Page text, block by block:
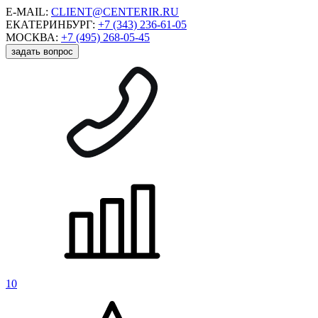
E-MAIL: CLIENT@CENTERIR.RU
ЕКАТЕРИНБУРГ: +7 (343) 236-61-05
МОСКВА: +7 (495) 268-05-45
задать вопрос
10